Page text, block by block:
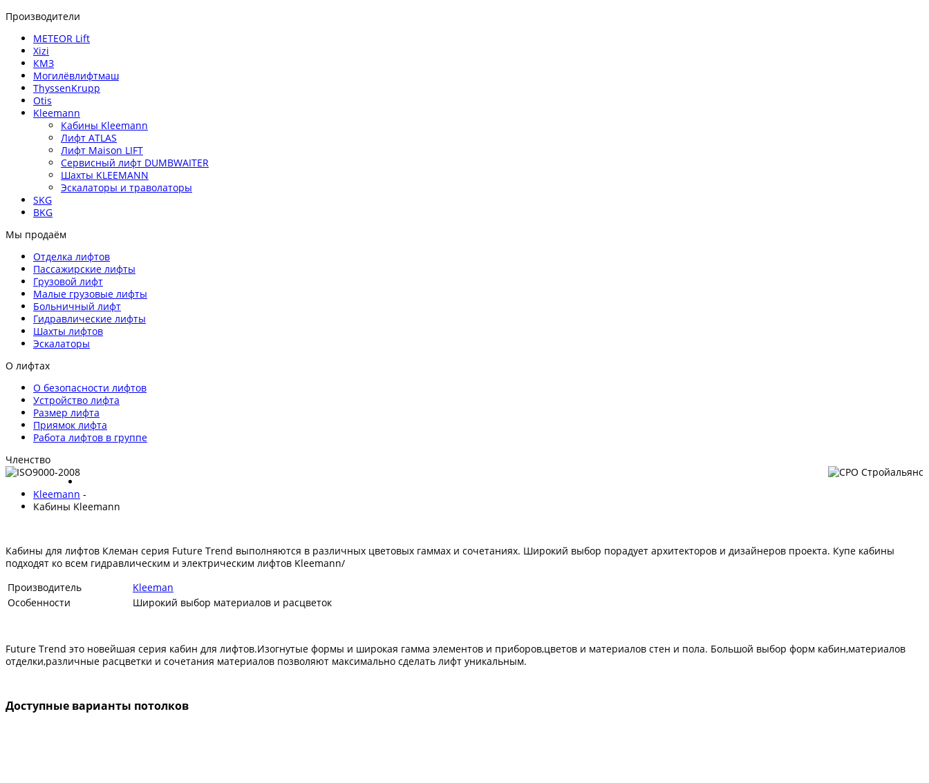
Производители
METEOR Lift
Xizi
КМЗ
Могилёвлифтмаш
ThyssenKrupp
Otis
Kleemann
Кабины Kleemann
Лифт ATLAS
Лифт Maison LIFT
Сервисный лифт DUMBWAITER
Шахты KLEEMANN
Эскалаторы и траволаторы
SKG
BKG
Мы продаём
Отделка лифтов
Пассажирские лифты
Грузовой лифт
Малые грузовые лифты
Больничный лифт
Гидравлические лифты
Шахты лифтов
Эскалаторы
О лифтах
О безопасности лифтов
Устройство лифта
Размер лифта
Приямок лифта
Работа лифтов в группе
Членство
Kleemann -
Кабины Kleemann
Кабины для лифтов Клеман серия Future Trend выполняются в различных цветовых гаммах и сочетаниях. Широкий выбор порадует архитекторов и дизайнеров проекта. Купе кабины
подходят ко всем гидравлическим и электрическим лифтов Kleemann/
Производитель
Kleeman
Особенности
Широкий выбор материалов и расцветок
Future Trend это новейшая серия кабин для лифтов.Изогнутые формы и широкая гамма элементов и приборов,цветов и материалов стен и пола. Большой выбор форм кабин,материалов
отделки,различные расцветки и сочетания материалов позволяют максимально сделать лифт уникальным.
Доступные варианты потолков